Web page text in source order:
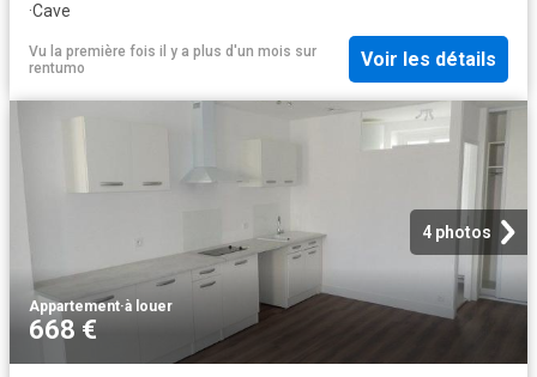
·Cave
Vu la première fois il y a plus d'un mois sur
rentumo
Voir les détails
4 photos
Appartement·à louer
668 €